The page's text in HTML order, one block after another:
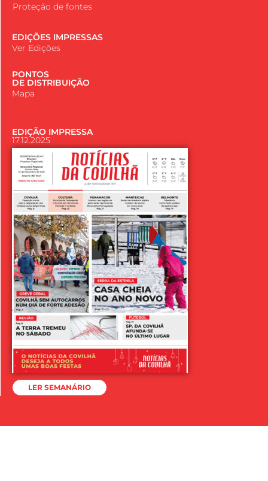
Proteção de fontes
EDIÇÕES IMPRESSAS
Ver Edições
PONTOS
DE DISTRIBUIÇÃO
Mapa
EDIÇÃO IMPRESSA
17.12.2025
LER SEMANÁRIO